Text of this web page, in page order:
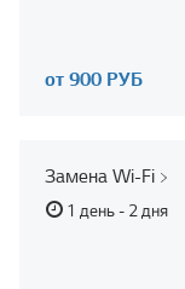
от 900 РУБ
Замена Wi-Fi
1 день - 2 дня